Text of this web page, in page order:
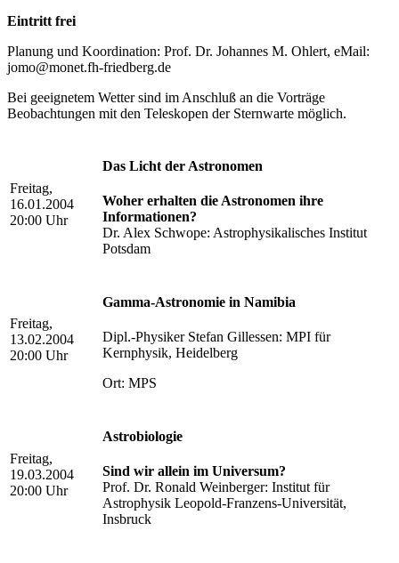
Eintritt frei
Planung und Koordination: Prof. Dr. Johannes M. Ohlert, eMail:
jomo@monet.fh-friedberg.de
Bei geeignetem Wetter sind im Anschluß an die Vorträge
Beobachtungen mit den Teleskopen der Sternwarte möglich.
Freitag,
16.01.2004
20:00 Uhr
Das Licht der Astronomen
Woher erhalten die Astronomen ihre
Informationen?
Dr. Alex Schwope: Astrophysikalisches Institut
Potsdam
Freitag,
13.02.2004
20:00 Uhr
Gamma-Astronomie in Namibia
Dipl.-Physiker Stefan Gillessen: MPI für
Kernphysik, Heidelberg
Ort: MPS
Freitag,
19.03.2004
20:00 Uhr
Astrobiologie
Sind wir allein im Universum?
Prof. Dr. Ronald Weinberger: Institut für
Astrophysik Leopold-Franzens-Universität,
Insbruck